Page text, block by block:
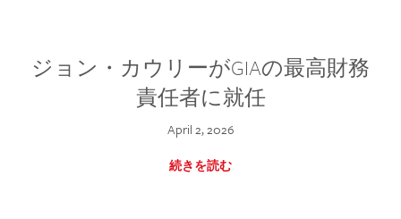
ジョン・カウリーがGIAの最高財務
責任者に就任
April 2, 2026
続きを読む